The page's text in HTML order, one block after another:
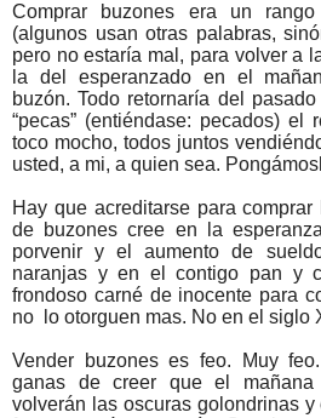
Comprar buzones era un
(algunos usan otras palabras,
pero no estaría mal, para volver a
la del esperanzado en el
buzón. Todo retornaría del
“pecas” (entiéndase: pecados)
toco mocho, todos juntos
usted, a mi, a quien sea.
Hay que acreditarse para
de buzones cree en la
porvenir y el aumento de
naranjas y en el contigo pan y
frondoso carné de inocente para
no lo otorguen mas. No en el siglo
Vender buzones es feo. Muy
ganas de creer que el
volverán las oscuras golondrinas